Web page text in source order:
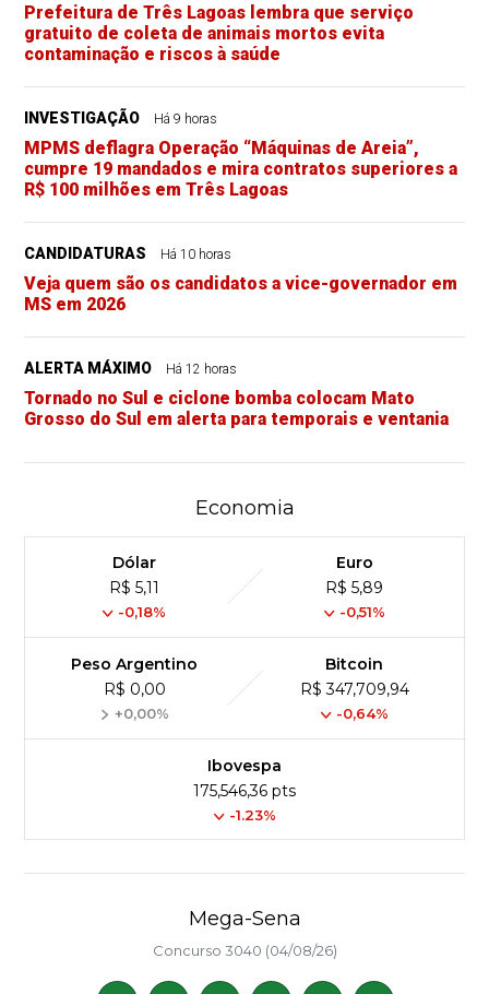
Prefeitura de Três Lagoas lembra que serviço
gratuito de coleta de animais mortos evita
contaminação e riscos à saúde
INVESTIGAÇÃO Há 9 horas
MPMS deflagra Operação “Máquinas de Areia”,
cumpre 19 mandados e mira contratos superiores a
R$ 100 milhões em Três Lagoas
CANDIDATURAS Há 10 horas
Veja quem são os candidatos a vice-governador em
MS em 2026
ALERTA MÁXIMO Há 12 horas
Tornado no Sul e ciclone bomba colocam Mato
Grosso do Sul em alerta para temporais e ventania
Economia
Dólar
R$ 5,11
-0,18%
Euro
R$ 5,89
-0,51%
Peso Argentino
R$ 0,00
+0,00%
Bitcoin
R$ 347,709,94
-0,64%
Ibovespa
175,546,36 pts
-1.23%
Mega-Sena
Concurso 3040 (04/08/26)